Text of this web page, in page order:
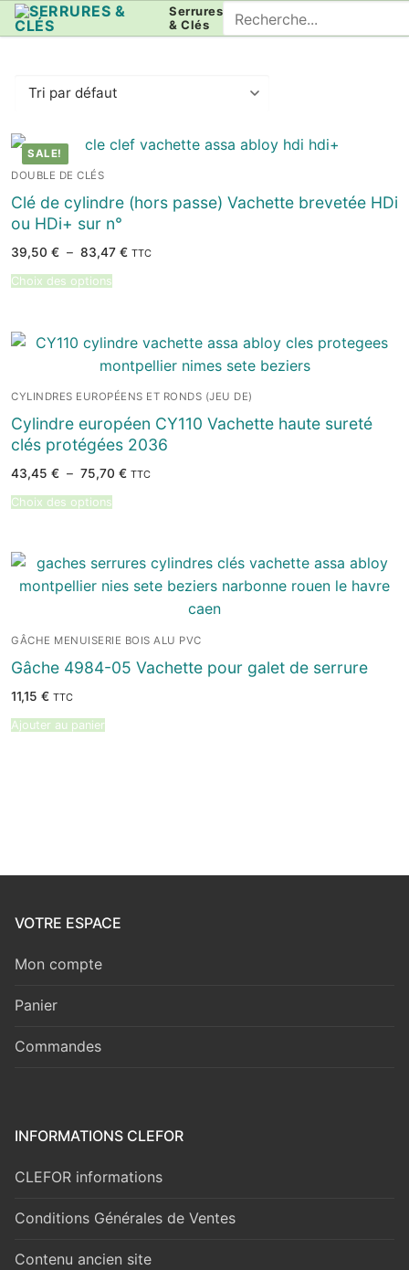
Aller
au
Serrures
& Clés
Rechercher
:
SALE!
DOUBLE DE CLÉS
Clé de cylindre (hors passe) Vachette brevetée HDi
ou HDi+ sur n°
39,50 € – 83,47 €Plage
TTC
Choix des options
CYLINDRES EUROPÉENS ET RONDS (JEU DE)
Cylindre européen CY110 Vachette haute sureté
clés protégées 2036
43,45 € – 75,70 €Plage
TTC
Choix des options
GÂCHE MENUISERIE BOIS ALU PVC
Gâche 4984-05 Vachette pour galet de serrure
11,15 € TTC
Ajouter au panier
VOTRE ESPACE
Mon compte
Panier
Commandes
INFORMATIONS CLEFOR
CLEFOR informations
Conditions Générales de Ventes
Contenu ancien site